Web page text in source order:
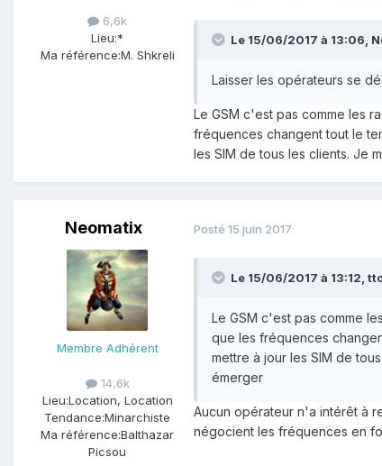
6,6k
Lieu:*
Ma référence:M. Shkreli
Le 15/06/2017 à 13:06,
Laisser les opérateurs se
Le GSM c'est pas comme les
fréquences changent tout le
les SIM de tous les clients. Je
Neomatix
Membre Adhérent
14,6k
Lieu:Location, Location
Tendance:Minarchiste
Ma référence:Balthazar
Picsou
Posté 15 juin 2017
Le 15/06/2017 à 13:12,
Le GSM c'est pas comme
que les fréquences
mettre à jour les SIM de
émerger
Aucun opérateur n'a intérêt à
négocient les fréquences en